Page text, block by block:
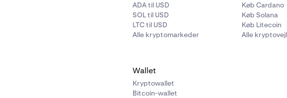
ADA til USD
SOL til USD
LTC til USD
Alle kryptomarkeder
Køb Cardano
Køb Solana
Køb Litecoin
Alle
Wallet
Kryptowallet
Bitcoin-wallet